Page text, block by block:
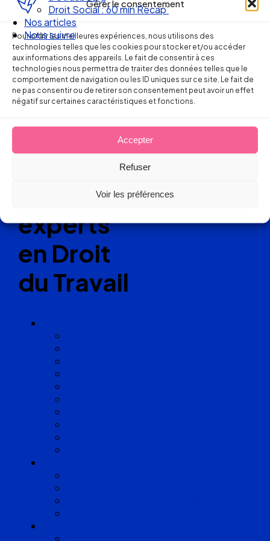
Gérer le consentement
Pour offrir les meilleures expériences, nous utilisons des
technologies telles que les cookies pour stocker et/ou accéder
aux informations des appareils. Le fait de consentir à ces
technologies nous permettra de traiter des données telles que le
comportement de navigation ou les ID uniques sur ce site. Le fait de
ne pas consentir ou de retirer son consentement peut avoir un effet
négatif sur certaines caractéristiques et fonctions.
Accepter
Refuser
Voir les préférences
Droit Social : 60 min Recap’
Nos articles
Nous suivre
Ellipse Avocats
Réseau
de cabinets
d’avocats
experts
en Droit
du Travail